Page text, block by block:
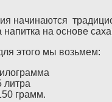
начинаются
напитка на основе
этого мы возьмем:
литра
грамм.